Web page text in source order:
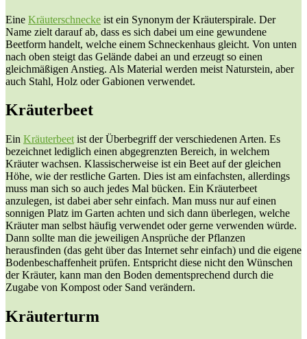
Eine Kräuterschnecke ist ein Synonym der Kräuterspirale. Der
Name zielt darauf ab, dass es sich dabei um eine gewundene
Beetform handelt, welche einem Schneckenhaus gleicht. Von unten
nach oben steigt das Gelände dabei an und erzeugt so einen
gleichmäßigen Anstieg. Als Material werden meist Naturstein, aber
auch Stahl, Holz oder Gabionen verwendet.
Kräuterbeet
Ein Kräuterbeet ist der Überbegriff der verschiedenen Arten. Es
bezeichnet lediglich einen abgegrenzten Bereich, in welchem
Kräuter wachsen. Klassischerweise ist ein Beet auf der gleichen
Höhe, wie der restliche Garten. Dies ist am einfachsten, allerdings
muss man sich so auch jedes Mal bücken. Ein Kräuterbeet
anzulegen, ist dabei aber sehr einfach. Man muss nur auf einen
sonnigen Platz im Garten achten und sich dann überlegen, welche
Kräuter man selbst häufig verwendet oder gerne verwenden würde.
Dann sollte man die jeweiligen Ansprüche der Pflanzen
herausfinden (das geht über das Internet sehr einfach) und die eigene
Bodenbeschaffenheit prüfen. Entspricht diese nicht den Wünschen
der Kräuter, kann man den Boden dementsprechend durch die
Zugabe von Kompost oder Sand verändern.
Kräuterturm